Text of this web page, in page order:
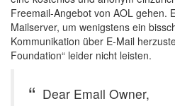
Freemail-Angebot von AOL gehen.
Mailserver, um wenigstens ein
Kommunikation über E-Mail
Foundation“ leider nicht leisten.
Dear Email Owner,